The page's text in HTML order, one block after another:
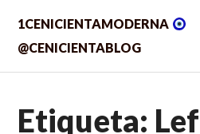
contenido.
1CENICIENTAMODERNA
@CENICIENTABLOG
Etiqueta: